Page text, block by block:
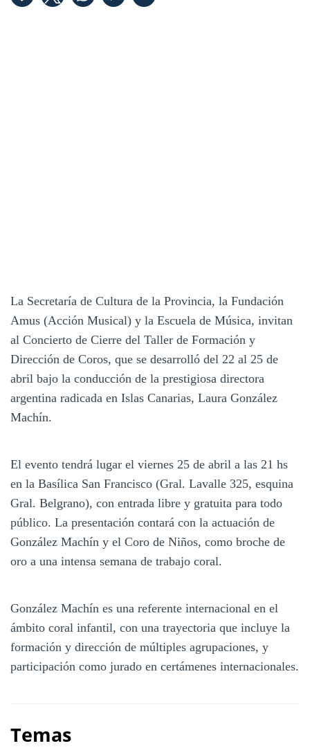
La Secretaría de Cultura de la Provincia, la Fundación
Amus (Acción Musical) y la Escuela de Música, invitan
al Concierto de Cierre del Taller de Formación y
Dirección de Coros, que se desarrolló del 22 al 25 de
abril bajo la conducción de la prestigiosa directora
argentina radicada en Islas Canarias, Laura González
Machín.
El evento tendrá lugar el viernes 25 de abril a las 21 hs
en la Basílica San Francisco (Gral. Lavalle 325, esquina
Gral. Belgrano), con entrada libre y gratuita para todo
público. La presentación contará con la actuación de
González Machín y el Coro de Niños, como broche de
oro a una intensa semana de trabajo coral.
González Machín es una referente internacional en el
ámbito coral infantil, con una trayectoria que incluye la
formación y dirección de múltiples agrupaciones, y
participación como jurado en certámenes internacionales.
Temas